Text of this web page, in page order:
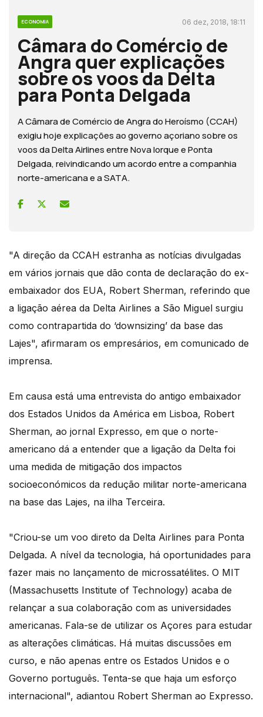
ECONOMIA 06 dez, 2018, 18:11
Câmara do Comércio de
Angra quer explicações
sobre os voos da Delta
para Ponta Delgada
A Câmara de Comércio de Angra do Heroísmo (CCAH)
exigiu hoje explicações ao governo açoriano sobre os
voos da Delta Airlines entre Nova Iorque e Ponta
Delgada, reivindicando um acordo entre a companhia
norte-americana e a SATA.
"A direção da CCAH estranha as notícias divulgadas
em vários jornais que dão conta de declaração do ex-
embaixador dos EUA, Robert Sherman, referindo que
a ligação aérea da Delta Airlines a São Miguel surgiu
como contrapartida do ‘downsizing’ da base das
Lajes", afirmaram os empresários, em comunicado de
imprensa.
Em causa está uma entrevista do antigo embaixador
dos Estados Unidos da América em Lisboa, Robert
Sherman, ao jornal Expresso, em que o norte-
americano dá a entender que a ligação da Delta foi
uma medida de mitigação dos impactos
socioeconómicos da redução militar norte-americana
na base das Lajes, na ilha Terceira.
"Criou-se um voo direto da Delta Airlines para Ponta
Delgada. A nível da tecnologia, há oportunidades para
fazer mais no lançamento de microssatélites. O MIT
(Massachusetts Institute of Technology) acaba de
relançar a sua colaboração com as universidades
americanas. Fala-se de utilizar os Açores para estudar
as alterações climáticas. Há muitas discussões em
curso, e não apenas entre os Estados Unidos e o
Governo português. Tenta-se que haja um esforço
internacional", adiantou Robert Sherman ao Expresso.